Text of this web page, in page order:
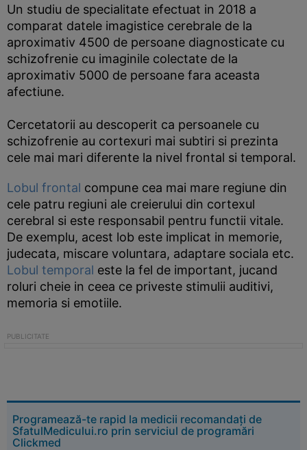
Un studiu de specialitate efectuat in 2018 a
comparat datele imagistice cerebrale de la
aproximativ 4500 de persoane diagnosticate cu
schizofrenie cu imaginile colectate de la
aproximativ 5000 de persoane fara aceasta
afectiune.
Cercetatorii au descoperit ca persoanele cu
schizofrenie au cortexuri mai subtiri si prezinta
cele mai mari diferente la nivel frontal si temporal.
Lobul frontal compune cea mai mare regiune din
cele patru regiuni ale creierului din cortexul
cerebral si este responsabil pentru functii vitale.
De exemplu, acest lob este implicat in memorie,
judecata, miscare voluntara, adaptare sociala etc.
Lobul temporal este la fel de important, jucand
roluri cheie in ceea ce priveste stimulii auditivi,
memoria si emotiile.
Programează-te rapid la medicii recomandați de
SfatulMedicului.ro prin serviciul de programări
Clickmed